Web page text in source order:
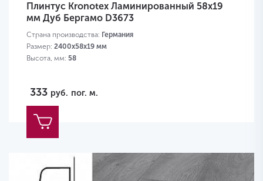
Плинтус Kronotex Ламинированный 58х19
мм Дуб Бергамо D3673
Страна производства: Германия
Размер: 2400х58х19 мм
Высота, мм: 58
333 руб. пог. м.